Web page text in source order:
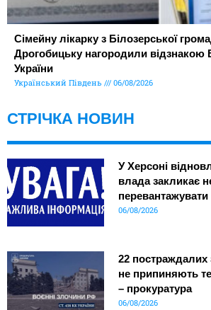
Сімейну лікарку з Білозерської
Дрогобицьку нагородили відзнакою
України
Український Південь 06/08/2026
СТРІЧКА НОВИН
У Херсоні
влада закликає
06/08/2026
22 постраждалих
не припиняють
– прокуратура
06/08/2026